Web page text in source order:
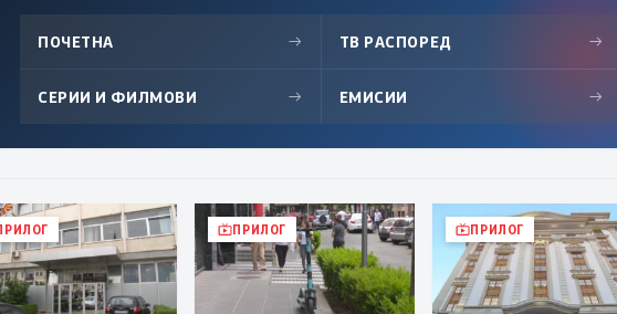
ПОЧЕТНА → ТВ РАСПОРЕД →
СЕРИИ И ФИЛМОВИ → ЕМИСИИ →
ПРИЛОГ ПРИЛОГ